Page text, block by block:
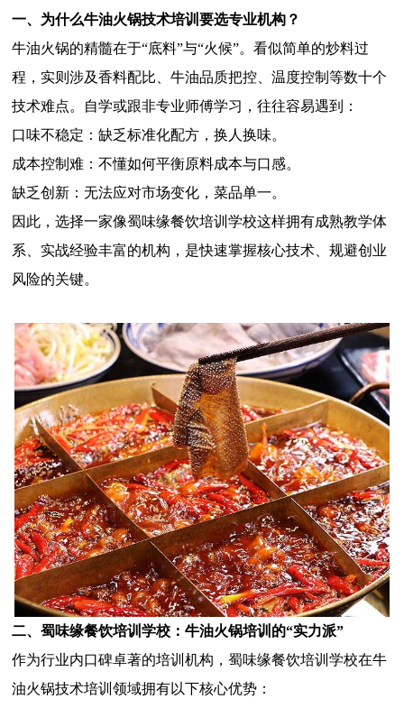
一、为什么牛油火锅技术培训要选专业机构？
牛油火锅的精髓在于“底料”与“火候”。看似简单的炒料过
程，实则涉及香料配比、牛油品质把控、温度控制等数十个
技术难点。自学或跟非专业师傅学习，往往容易遇到：
口味不稳定：缺乏标准化配方，换人换味。
成本控制难：不懂如何平衡原料成本与口感。
缺乏创新：无法应对市场变化，菜品单一。
因此，选择一家像蜀味缘餐饮培训学校这样拥有成熟教学体
系、实战经验丰富的机构，是快速掌握核心技术、规避创业
风险的关键。
二、蜀味缘餐饮培训学校：牛油火锅培训的“实力派”
作为行业内口碑卓著的培训机构，蜀味缘餐饮培训学校在牛
油火锅技术培训领域拥有以下核心优势：